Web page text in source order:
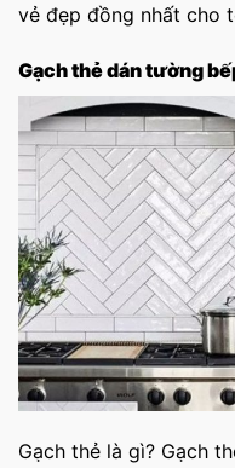
vẻ đẹp đồng nhất cho
Gạch thẻ dán tường
Gạch thẻ là gì? Gạch